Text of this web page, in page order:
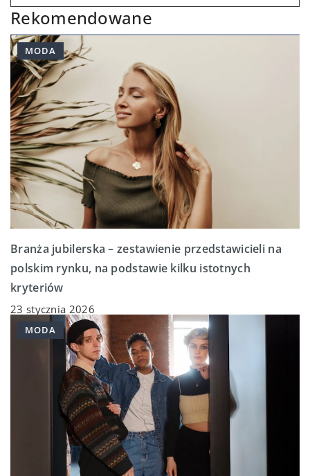
Rekomendowane
MODA
Branża jubilerska – zestawienie przedstawicieli na
polskim rynku, na podstawie kilku istotnych
kryteriów
23 stycznia 2026
MODA